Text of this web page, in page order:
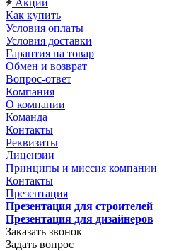
Акции
Как купить
Условия оплаты
Условия доставки
Гарантия на товар
Обмен и возврат
Вопрос-ответ
Компания
О компании
Команда
Контакты
Реквизиты
Лицензии
Принципы и миссия компании
Контакты
Презентация
Презентация для строителей
Презентация для дизайнеров
Заказать звонок
Задать вопрос